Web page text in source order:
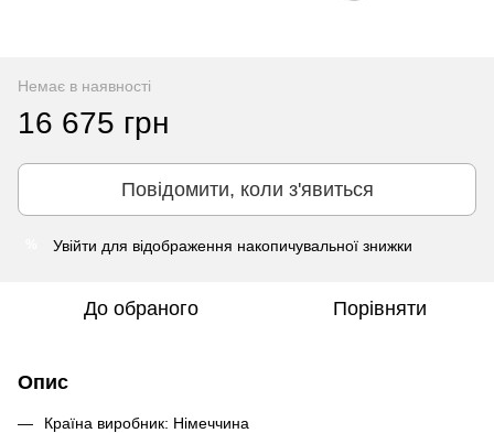
Немає в наявності
16 675 грн
Повідомити, коли з'явиться
Увійти для відображення накопичувальної знижки
До обраного Порівняти
Опис
Країна виробник: Німеччина